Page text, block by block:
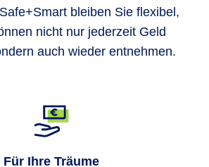
bleiben Sie flexibel,
nicht nur jederzeit Geld
auch wieder entnehmen.
Für Ihre Träume